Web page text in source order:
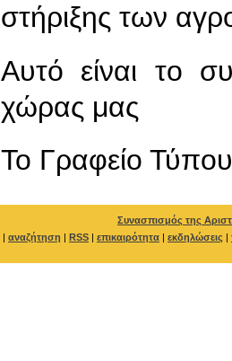
στήριξης των
Αυτό είναι το
χώρας μας
To Γραφείο Τύπου
Συνασπισμός της
| αναζήτηση | RSS | επικαιρότητα | εκδηλώσεις |